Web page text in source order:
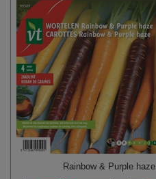
Rainbow & Purple haze